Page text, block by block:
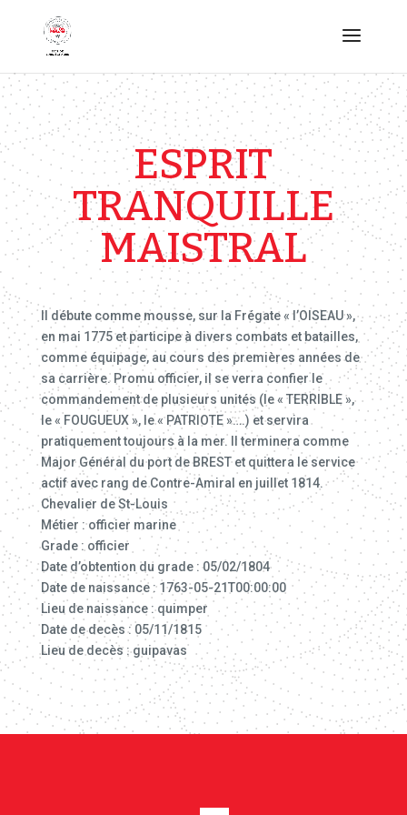
ESPRIT
TRANQUILLE
MAISTRAL
Il débute comme mousse, sur la Frégate « l’OISEAU »,
en mai 1775 et participe à divers combats et batailles,
comme équipage, au cours des premières années de
sa carrière. Promu officier, il se verra confier le
commandement de plusieurs unités (le « TERRIBLE »,
le « FOUGUEUX », le « PATRIOTE »….) et servira
pratiquement toujours à la mer. Il terminera comme
Major Général du port de BREST et quittera le service
actif avec rang de Contre-Amiral en juillet 1814.
Chevalier de St-Louis
Métier : officier marine
Grade : officier
Date d’obtention du grade : 05/02/1804
Date de naissance : 1763-05-21T00:00:00
Lieu de naissance : quimper
Date de decès : 05/11/1815
Lieu de decès : guipavas